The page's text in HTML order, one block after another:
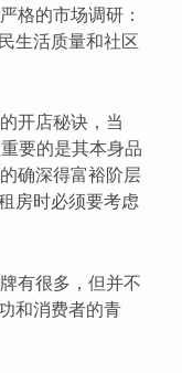
格的市场调研：
生活质量和社区
开店秘诀，当
要的是其本身品
确深得富裕阶层
房时必须要考虑
有很多，但并不
和消费者的青